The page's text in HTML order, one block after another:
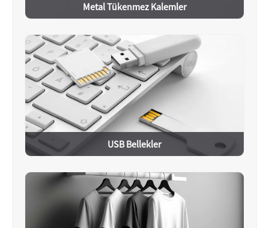
Metal Tükenmez Kalemler
USB Bellekler